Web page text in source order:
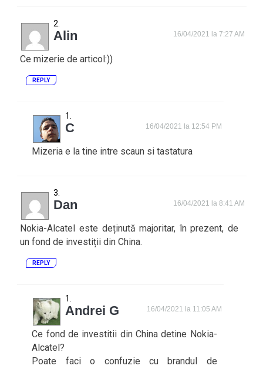
Alin 16/04/2021 la 7:27 AM
Ce mizerie de articol:))
REPLY
C 16/04/2021 la 12:54 PM
Mizeria e la tine intre scaun si tastatura
Dan 16/04/2021 la 8:41 AM
Nokia-Alcatel este deținută majoritar, în prezent, de
un fond de investiții din China.
REPLY
Andrei G 16/04/2021 la 11:05 AM
Ce fond de investitii din China detine Nokia-
Alcatel?
Poate faci o confuzie cu brandul de